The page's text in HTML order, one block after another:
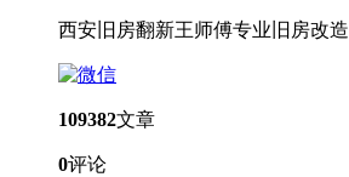
西安旧房翻新王师傅专业旧房改造
109382文章
0评论